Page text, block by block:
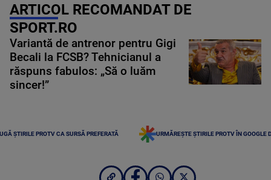
ARTICOL RECOMANDAT DE
SPORT.RO
Variantă de antrenor pentru Gigi
Becali la FCSB? Tehnicianul a
răspuns fabulos: „Să o luăm
sincer!”
ȘTIRILE PROTV CA SURSĂ PREFERATĂ URMĂREȘTE ȘTIRILE PROTV ÎN GOOGLE